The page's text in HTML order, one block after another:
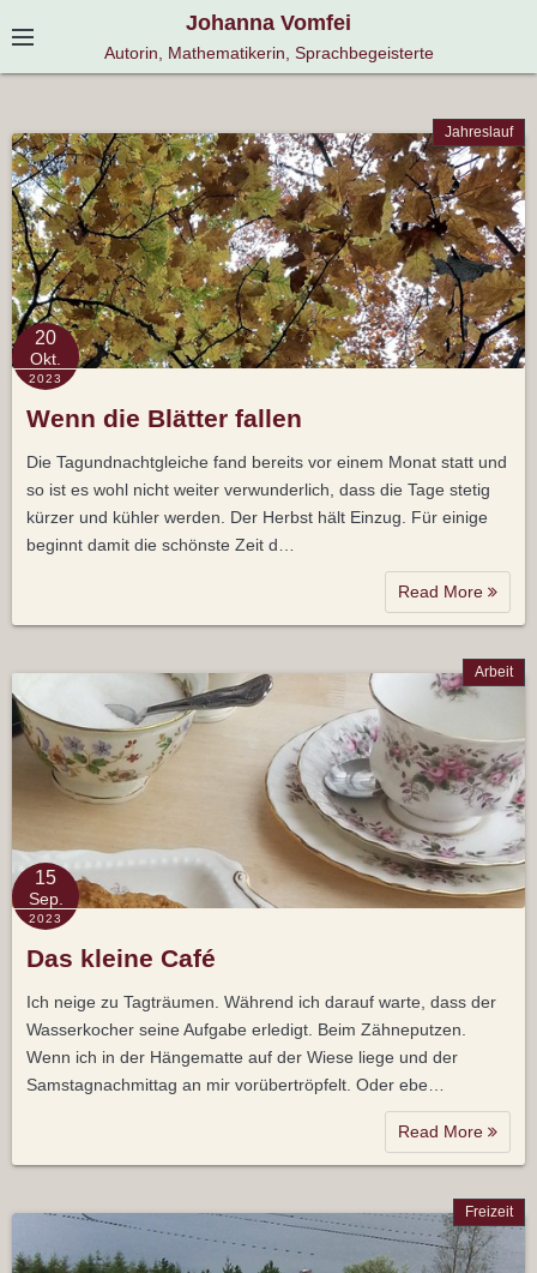
i
Johanna Vomfei
Autorin, Mathematikerin, Sprachbegeisterte
Jahreslauf
20
Okt.
2023
Wenn die Blätter fallen
Die Tagundnachtgleiche fand bereits vor einem Monat statt und
so ist es wohl nicht weiter verwunderlich, dass die Tage stetig
kürzer und kühler werden. Der Herbst hält Einzug. Für einige
beginnt damit die schönste Zeit d…
Read More
Arbeit
15
Sep.
2023
Das kleine Café
Ich neige zu Tagträumen. Während ich darauf warte, dass der
Wasserkocher seine Aufgabe erledigt. Beim Zähneputzen.
Wenn ich in der Hängematte auf der Wiese liege und der
Samstagnachmittag an mir vorübertröpfelt. Oder ebe…
Read More
Freizeit